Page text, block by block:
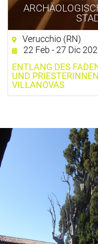
Verucchio (RN)
22 Feb - 27 Dic
ENTLANG DES
UND
VILLANOVAS